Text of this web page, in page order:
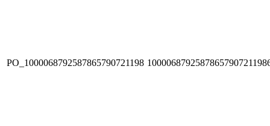
PO_1000068792587865790721198